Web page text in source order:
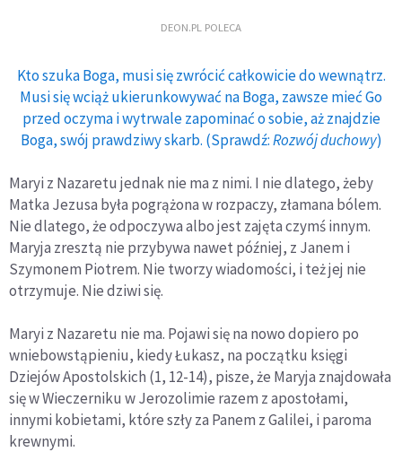
DEON.PL POLECA
Kto szuka Boga, musi się zwrócić całkowicie do wewnątrz.
Musi się wciąż ukierunkowywać na Boga, zawsze mieć Go
przed oczyma i wytrwale zapominać o sobie, aż znajdzie
Boga, swój prawdziwy skarb. (Sprawdź:Rozwój duchowy)
Maryi z Nazaretu jednak nie ma z nimi. I nie dlatego, żeby
Matka Jezusa była pogrążona w rozpaczy, złamana bólem.
Nie dlatego, że odpoczywa albo jest zajęta czymś innym.
Maryja zresztą nie przybywa nawet później, z Janem i
Szymonem Piotrem. Nie tworzy wiadomości, i też jej nie
otrzymuje. Nie dziwi się.
Maryi z Nazaretu nie ma. Pojawi się na nowo dopiero po
wniebowstąpieniu, kiedy Łukasz, na początku księgi
Dziejów Apostolskich (1, 12-14), pisze, że Maryja znajdowała
się w Wieczerniku w Jerozolimie razem z apostołami,
innymi kobietami, które szły za Panem z Galilei, i paroma
krewnymi.